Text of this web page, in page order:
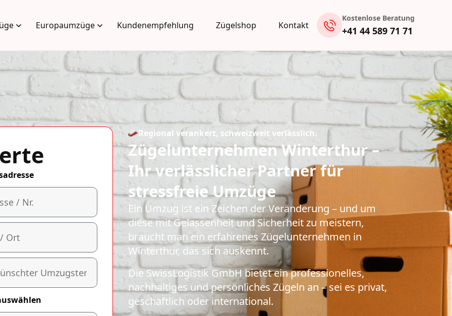
Europaumzüge Kundenempfehlung Zügelshop Kontakt
Kostenlose Beratung
+41 44 589 71 71
Regional verankert, schweizweit verlässlich.
Zügelunternehmen Winterthur –
Ihr verlässlicher Partner für
stressfreie Umzüge
Ein Umzug ist ein Zeichen der Veränderung – und um
diese mit Gelassenheit und Sicherheit zu meistern,
braucht man ein erfahrenes Zügelunternehmen in
Winterthur, das sich auskennt.
Die SwissLogistik GmbH bietet ein professionelles,
nachhaltiges und persönliches Zügeln an – sei es privat,
geschäftlich oder international.